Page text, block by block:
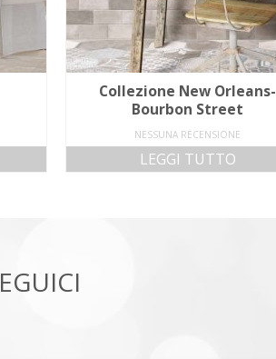
Collezione New Orleans-
Bourbon Street
NESSUNA RECENSIONE
LEGGI TUTTO